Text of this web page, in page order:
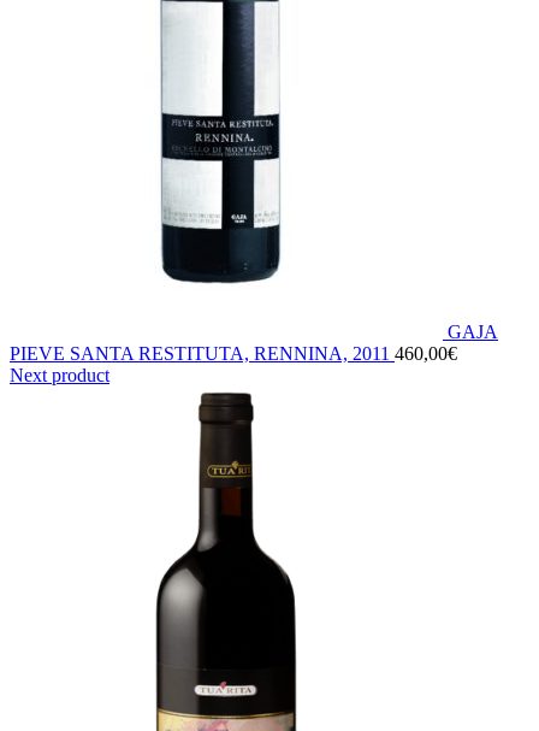
GAJA
PIEVE SANTA RESTITUTA, RENNINA, 2011 460,00€
Next product